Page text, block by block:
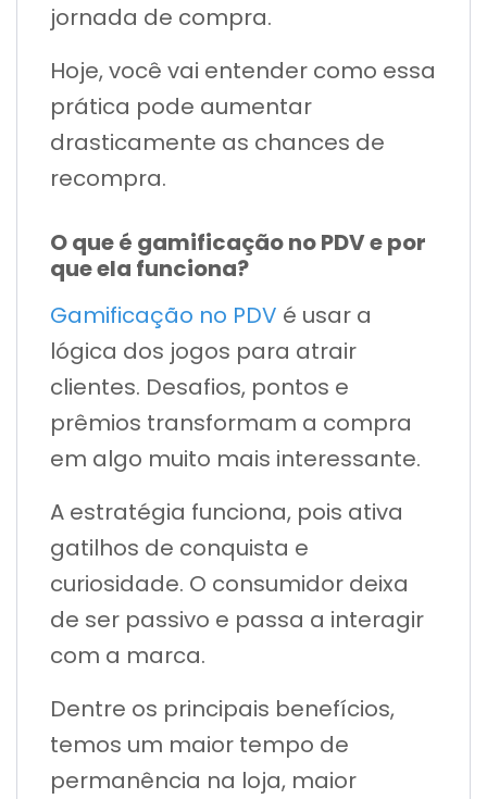
jornada de compra.
Hoje, você vai entender como essa
prática pode aumentar
drasticamente as chances de
recompra.
O que é gamificação no PDV e por
que ela funciona?
Gamificação no PDV é usar a
lógica dos jogos para atrair
clientes. Desafios, pontos e
prêmios transformam a compra
em algo muito mais interessante.
A estratégia funciona, pois ativa
gatilhos de conquista e
curiosidade. O consumidor deixa
de ser passivo e passa a interagir
com a marca.
Dentre os principais benefícios,
temos um maior tempo de
permanência na loja, maior